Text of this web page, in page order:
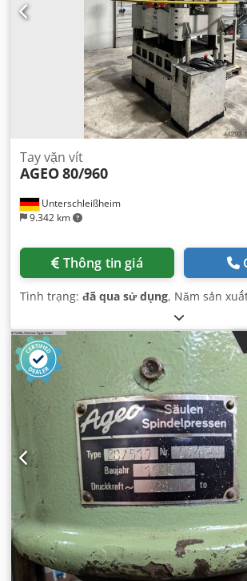
Unterschleißheim
9.342 km
Tay vặn vít
AGEO80/960
Thông tin giá
Tình trạng: đã qua sử dụng, Năm sản